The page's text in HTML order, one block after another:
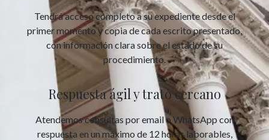
Tendrá acceso completo a su expediente desde el
primer momento y copia de cada escrito presentado,
con información clara sobre el estado de su
procedimiento.
Respuesta ágil y trato cercano
Atendemos consultas por email o WhatsApp con
respuesta en un máximo de 12 horas laborables,